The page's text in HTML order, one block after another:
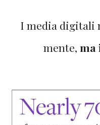
I media digitali
mente, ma